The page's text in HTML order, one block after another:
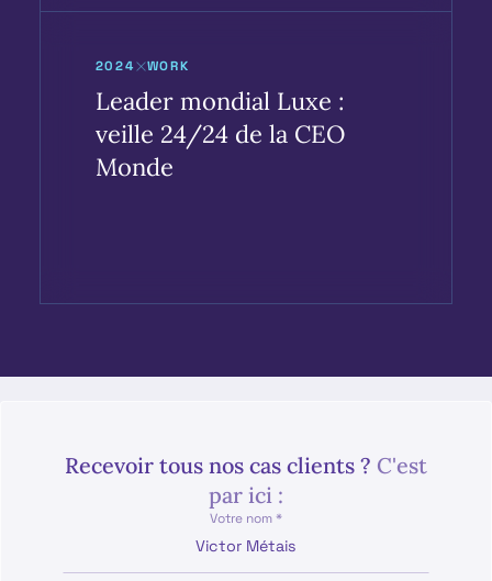
2024 WORK
Leader mondial Luxe :
veille 24/24 de la CEO
Monde
Recevoir tous nos cas clients ? C'est
par ici :
Votre nom *